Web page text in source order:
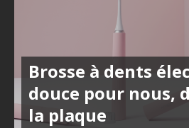
Brosse à dents
douce pour nous,
la plaque